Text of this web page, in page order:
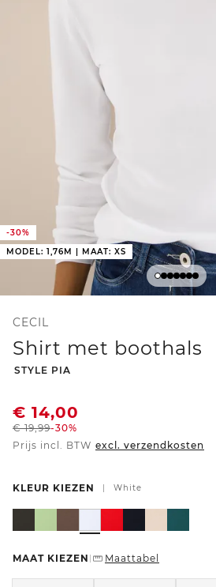
-30%
MODEL: 1,76M | MAAT: XS
CECIL
Shirt met boothals
-
STYLE PIA
€ 14,00
€19,99-30%
Prijs incl. BTW excl. verzendkosten
KLEUR KIEZEN White
MAAT KIEZEN Maattabel